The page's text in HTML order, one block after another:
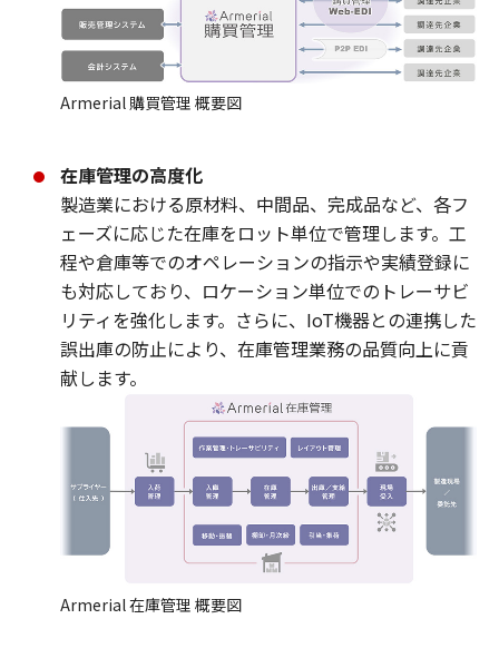
Armerial 購買管理 概要図
在庫管理の高度化
製造業における原材料、中間品、完成品など、各フ
ェーズに応じた在庫をロット単位で管理します。工
程や倉庫等でのオペレーションの指示や実績登録に
も対応しており、ロケーション単位でのトレーサビ
リティを強化します。さらに、IoT機器との連携した
誤出庫の防止により、在庫管理業務の品質向上に貢
献します。
Armerial 在庫管理 概要図